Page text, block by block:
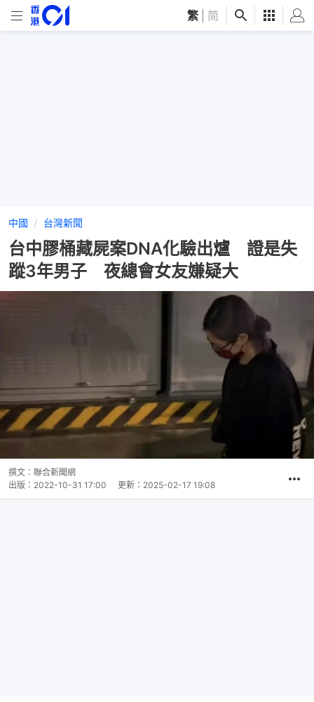
繁 简
中國 台灣新聞
台中膠桶藏屍案DNA化驗出爐 證是失
蹤3年男子 夜總會女友嫌疑大
撰文： 聯合新聞網
出版： 2022-10-31 17:00 更新： 2025-02-17 19:08